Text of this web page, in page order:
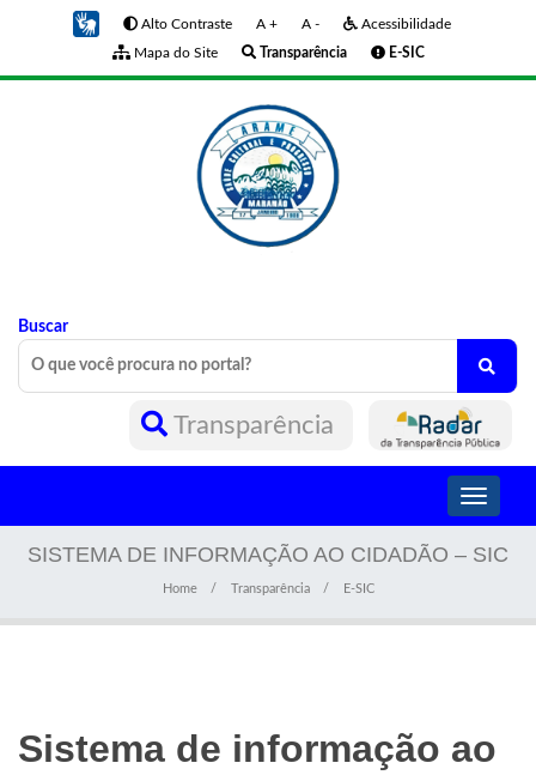
Alto Contraste A + A -
Acessibilidade
Mapa do Site
Transparência E-SIC
Buscar
Transparência
Toggle
SISTEMA DE INFORMAÇÃO AO CIDADÃO – SIC
Home Transparência E-SIC
Sistema de informação ao